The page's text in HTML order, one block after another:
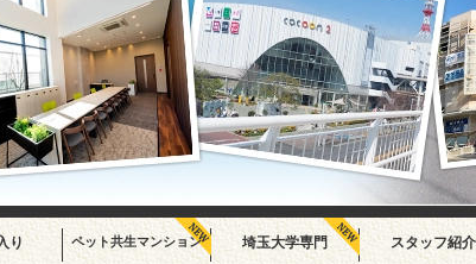
り ペット共生マンション 埼玉大学専門 スタッフ紹介